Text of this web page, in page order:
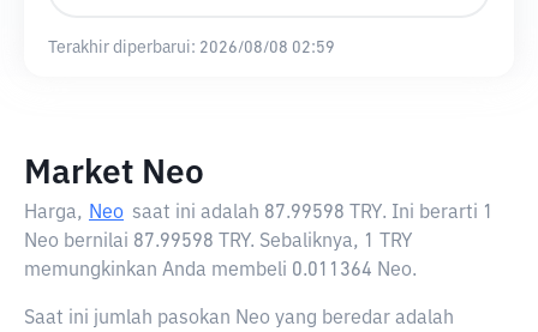
Terakhir diperbarui: 2026/08/08 02:59
Market Neo
Harga, Neo saat ini adalah 87.99598 TRY. Ini berarti 1
Neo bernilai 87.99598 TRY. Sebaliknya, 1 TRY
memungkinkan Anda membeli 0.011364 Neo.
Saat ini jumlah pasokan Neo yang beredar adalah